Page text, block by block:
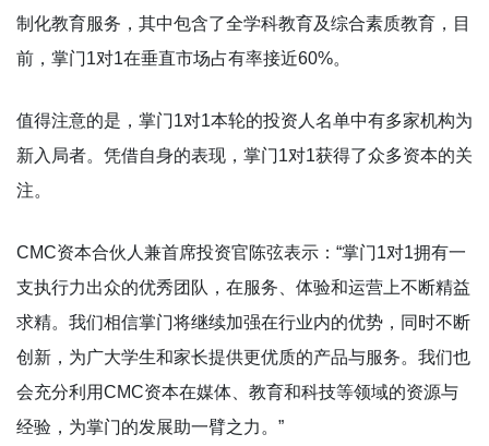
制化教育服务，其中包含了全学科教育及综合素质教育，目
前，掌门1对1在垂直市场占有率接近60%。
值得注意的是，掌门1对1本轮的投资人名单中有多家机构为
新入局者。凭借自身的表现，掌门1对1获得了众多资本的关
注。
CMC资本合伙人兼首席投资官陈弦表示：“掌门1对1拥有一
支执行力出众的优秀团队，在服务、体验和运营上不断精益
求精。我们相信掌门将继续加强在行业内的优势，同时不断
创新，为广大学生和家长提供更优质的产品与服务。我们也
会充分利用CMC资本在媒体、教育和科技等领域的资源与
经验，为掌门的发展助一臂之力。”